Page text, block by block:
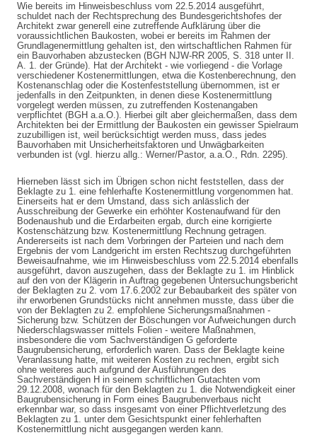
Wie bereits im Hinweisbeschluss vom 22.5.2014 ausgeführt,
schuldet nach der Rechtsprechung des Bundesgerichtshofes der
Architekt zwar generell eine zutreffende Aufklärung über die
voraussichtlichen Baukosten, wobei er bereits im Rahmen der
Grundlagenermittlung gehalten ist, den wirtschaftlichen Rahmen für
ein Bauvorhaben abzustecken (BGH NJW-RR 2005, S. 318 unter II.
A. 1. der Gründe). Hat der Architekt - wie vorliegend - die Vorlage
verschiedener Kostenermittlungen, etwa die Kostenberechnung, den
Kostenanschlag oder die Kostenfeststellung übernommen, ist er
jedenfalls in den Zeitpunkten, in denen diese Kostenermittlung
vorgelegt werden müssen, zu zutreffenden Kostenangaben
verpflichtet (BGH a.a.O.). Hierbei gilt aber gleichermaßen, dass dem
Architekten bei der Ermittlung der Baukosten ein gewisser Spielraum
zuzubilligen ist, weil berücksichtigt werden muss, dass jedes
Bauvorhaben mit Unsicherheitsfaktoren und Unwägbarkeiten
verbunden ist (vgl. hierzu allg.: Werner/Pastor, a.a.O., Rdn. 2295).
Hierneben lässt sich im Übrigen schon nicht feststellen, dass der
Beklagte zu 1. eine fehlerhafte Kostenermittlung vorgenommen hat.
Einerseits hat er dem Umstand, dass sich anlässlich der
Ausschreibung der Gewerke ein erhöhter Kostenaufwand für den
Bodenaushub und die Erdarbeiten ergab, durch eine korrigierte
Kostenschätzung bzw. Kostenermittlung Rechnung getragen.
Andererseits ist nach dem Vorbringen der Parteien und nach dem
Ergebnis der vom Landgericht im ersten Rechtszug durchgeführten
Beweisaufnahme, wie im Hinweisbeschluss vom 22.5.2014 ebenfalls
ausgeführt, davon auszugehen, dass der Beklagte zu 1. im Hinblick
auf den von der Klägerin in Auftrag gegebenen Untersuchungsbericht
der Beklagten zu 2. vom 17.6.2002 zur Bebaubarkeit des später von
ihr erworbenen Grundstücks nicht annehmen musste, dass über die
von der Beklagten zu 2. empfohlene Sicherungsmaßnahmen -
Sicherung bzw. Schützen der Böschungen vor Aufweichungen durch
Niederschlagswasser mittels Folien - weitere Maßnahmen,
insbesondere die vom Sachverständigen G geforderte
Baugrubensicherung, erforderlich waren. Dass der Beklagte keine
Veranlassung hatte, mit weiteren Kosten zu rechnen, ergibt sich
ohne weiteres auch aufgrund der Ausführungen des
Sachverständigen H in seinem schriftlichen Gutachten vom
29.12.2008, wonach für den Beklagten zu 1. die Notwendigkeit einer
Baugrubensicherung in Form eines Baugrubenverbaus nicht
erkennbar war, so dass insgesamt von einer Pflichtverletzung des
Beklagten zu 1. unter dem Gesichtspunkt einer fehlerhaften
Kostenermittlung nicht ausgegangen werden kann.